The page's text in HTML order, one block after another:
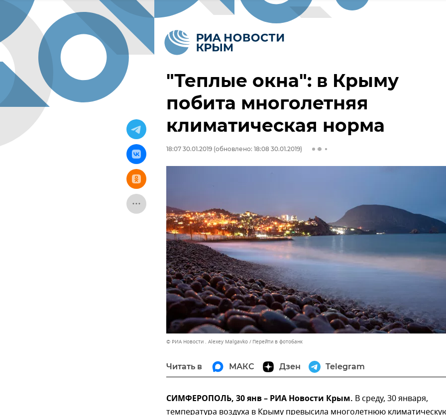
"Теплые окна": в Крыму
побита многолетняя
климатическая норма
18:07 30.01.2019 (обновлено: 18:08 30.01.2019)
© РИА Новости . Alexey Malgavko Перейти в фотобанк
Читать в МАКС Дзен Telegram
СИМФЕРОПОЛЬ, 30 янв – РИА Новости Крым. В среду, 30 января,
температура воздуха в Крыму превысила многолетнюю